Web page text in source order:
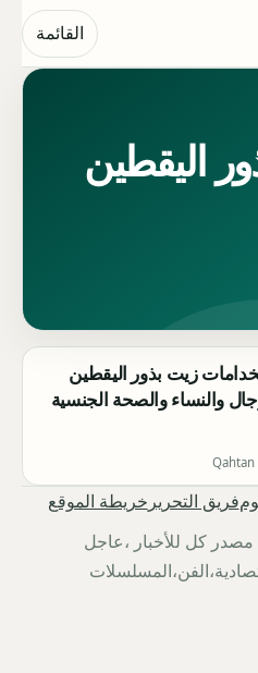
القائمة
اليقطين
زيت بذور اليقطين
والنساء والصحة الجنسية
Qahtan
فريق التحرير خريطة الموقع
— مصدر كل للأخبار ،عاجل